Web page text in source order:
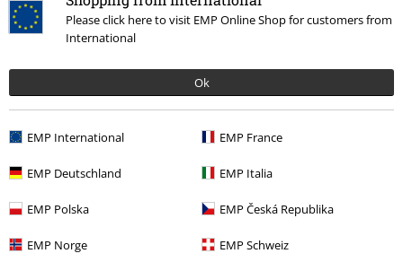
Please click here to visit EMP Online Shop for customers from
International
Ok
EMP International EMP France
EMP Deutschland EMP Italia
EMP Polska EMP Česká Republika
EMP Norge EMP Schweiz
Wyprzedaż % Mężczyźni Odzież
Motywy Czarne buty
Nowości
Motywy Buty wysokie
Motywy Rockwear Men